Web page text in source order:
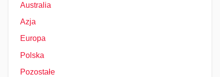
Australia
Azja
Europa
Polska
Pozostałe